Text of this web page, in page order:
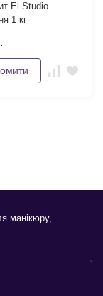
El Studio
1 кг
манікюру,